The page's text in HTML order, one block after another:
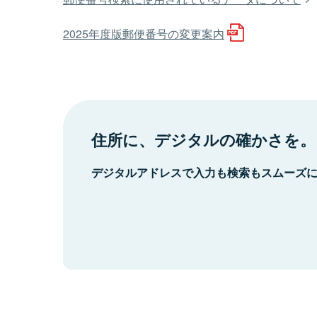
2025年度版郵便番号の変更案内
住所に、デジタルの確かさを。
デジタルアドレスで入力も検索もスムーズ